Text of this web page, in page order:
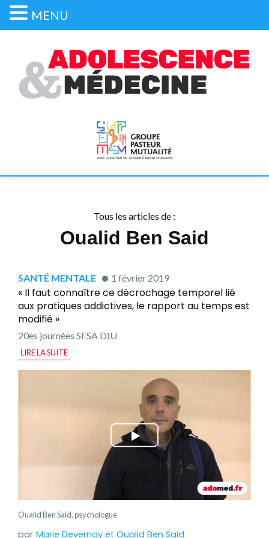
Tous les articles de :
Oualid Ben Said
SANTÉ MENTALE 1 février 2019
« Il faut connaître ce décrochage temporel lié
aux pratiques addictives, le rapport au temps est
modifié »
20es journées SFSA DIU
LIRE LA SUITE
Oualid Ben Said, psychologue
Marie Devernay et Oualid Ben Said
MENU